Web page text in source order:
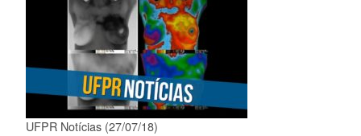
UFPR Notícias (27/07/18)